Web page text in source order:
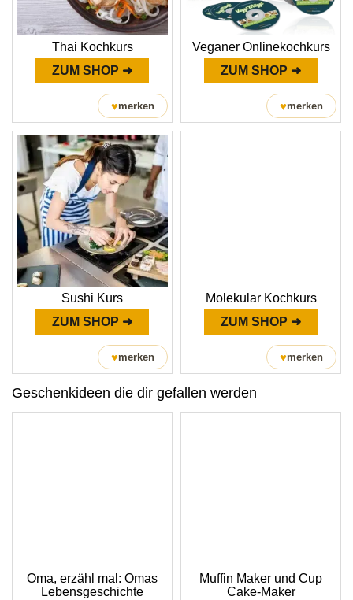
Thai Kochkurs
ZUM SHOP ➜
♥merken
Veganer Onlinekochkurs
ZUM SHOP ➜
♥merken
Sushi Kurs
ZUM SHOP ➜
♥merken
Molekular Kochkurs
ZUM SHOP ➜
♥merken
Geschenkideen die dir gefallen werden
Oma, erzähl mal: Omas
Lebensgeschichte
Muffin Maker und Cup
Cake-Maker